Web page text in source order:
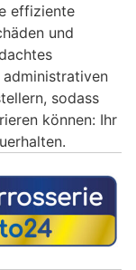
effiziente
und
administrativen
sodass
können: Ihr